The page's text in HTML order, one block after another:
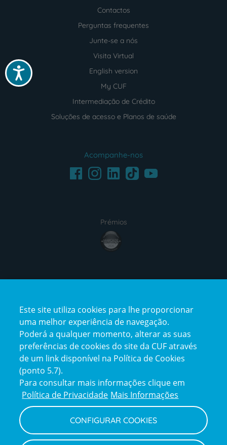
Acessibilidade
Contactos
Perguntas frequentes
Junte-se a nós
Visita Virtual
English version
My CUF
Intermediação de Crédito
Soluções de acesso e Planos de saúde
Acompanhe-nos
FacebookInstagramLinkedInTikTokYoutube
Prémios
award4
certification2certification3
Reclamações
e
elogios
Política de Privacidade e Cookies
Este site utiliza cookies para lhe proporcionar
uma melhor experiência de navegação.
Poderá a qualquer momento, alterar as suas
preferências de cookies do site da CUF através
de um link disponível na Política de Cookies
(ponto 5.7).
Para consultar mais informações clique em
Política de Privacidade Mais Informações
CONFIGURAR COOKIES